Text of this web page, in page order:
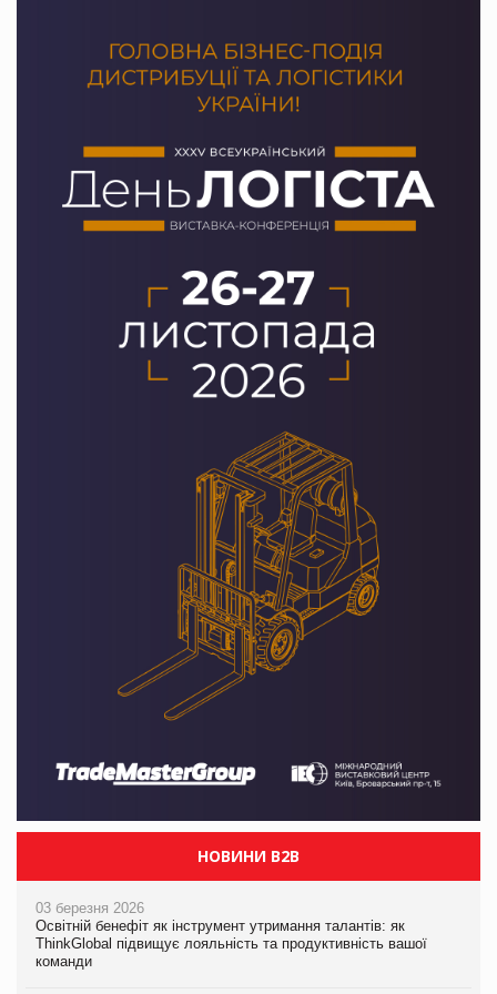
НОВИНИ B2B
03 березня 2026
Освітній бенефіт як інструмент утримання талантів: як
ThinkGlobal підвищує лояльність та продуктивність вашої
команди